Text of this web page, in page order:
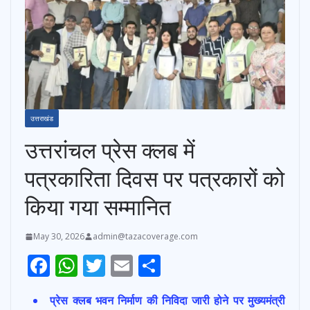
उत्तराखंड
उत्तरांचल प्रेस क्लब में
पत्रकारिता दिवस पर पत्रकारों को
किया गया सम्मानित
May 30, 2026 admin@tazacoverage.com
F
ac
W T
w
E
m h
प्रेस क्लब भवन निर्माण की निविदा जारी होने पर मुख्यमंत्री